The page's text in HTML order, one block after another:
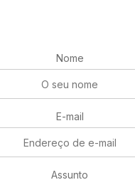
Nome
E-mail
Assunto